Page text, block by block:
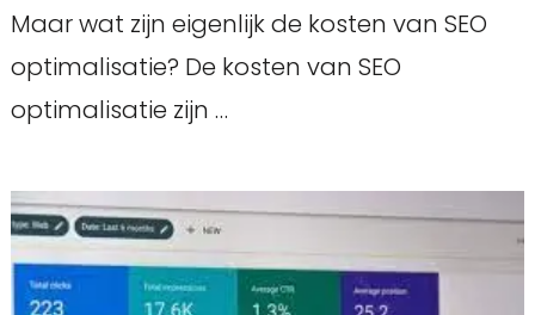
Maar wat zijn eigenlijk de kosten van SEO
optimalisatie? De kosten van SEO
optimalisatie zijn …